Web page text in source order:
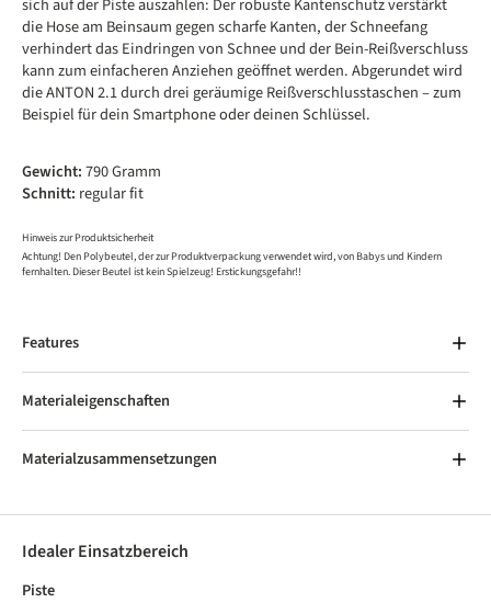
sich auf der Piste auszahlen: Der robuste Kantenschutz verstärkt
die Hose am Beinsaum gegen scharfe Kanten, der Schneefang
verhindert das Eindringen von Schnee und der Bein-Reißverschluss
kann zum einfacheren Anziehen geöffnet werden. Abgerundet wird
die ANTON 2.1 durch drei geräumige Reißverschlusstaschen – zum
Beispiel für dein Smartphone oder deinen Schlüssel.
Gewicht:790 Gramm
Schnitt: regular fit
Hinweis zur Produktsicherheit
Achtung! Den Polybeutel, der zur Produktverpackung verwendet wird, von Babys und Kindern
fernhalten. Dieser Beutel ist kein Spielzeug! Erstickungsgefahr!!
Features
Materialeigenschaften
Materialzusammensetzungen
Idealer Einsatzbereich
Piste